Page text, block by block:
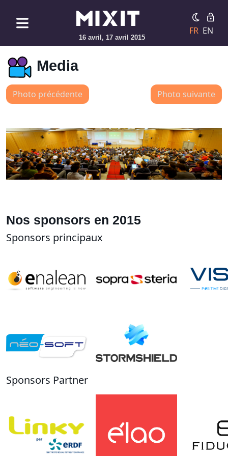
16 avril, 17 avril 2015
FR EN
Media
Photo précédente Photo suivante
Nos sponsors en 2015
Sponsors principaux
Sponsors Partner